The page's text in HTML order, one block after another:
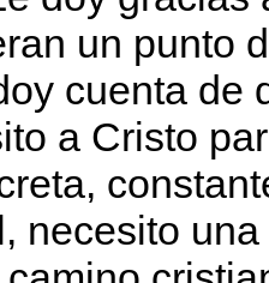
un punto
cuenta de
a Cristo
necesito